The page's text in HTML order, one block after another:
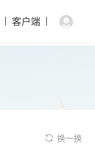
客户端
换一换